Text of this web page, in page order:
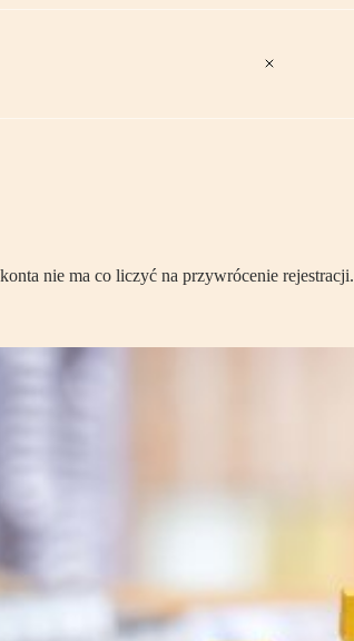
nie ma co liczyć na przywrócenie rejestracji.